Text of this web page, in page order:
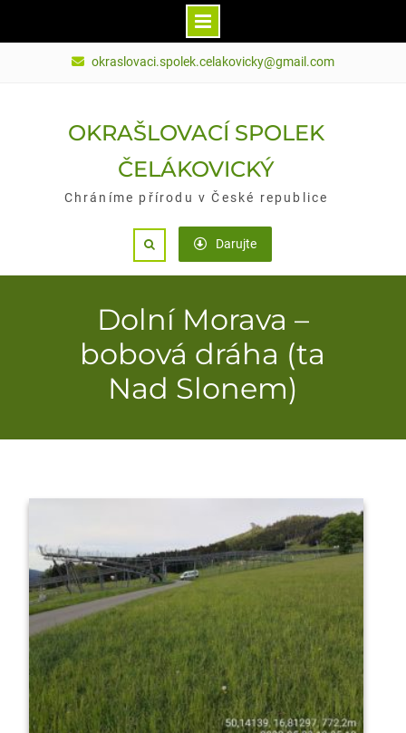
okraslovaci.spolek.celakovicky@gmail.com
OKRAŠLOVACÍ SPOLEK
ČELÁKOVICKÝ
Chráníme přírodu v České republice
Search Darujte
Dolní Morava –
bobová dráha (ta
Nad Slonem)